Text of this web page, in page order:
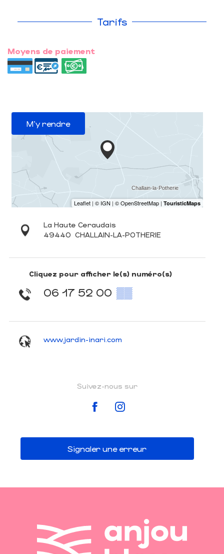
Tarifs
Moyens de paiement
M'y rendre
La Haute Ceraudais
49440 CHALLAIN-LA-POTHERIE
Cliquez pour afficher le(s) numéro(s)
06 17 52 00 ▒▒
www.jardin-inari.com
Suivez-nous sur
Signaler une erreur